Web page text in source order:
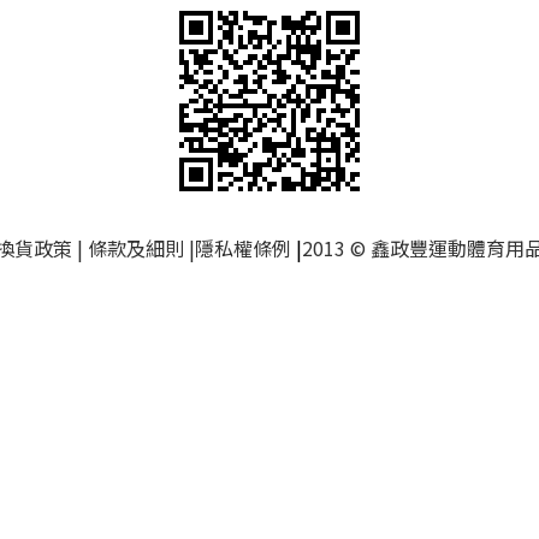
貨政策 | 條款及細則 |隱私權條例 |2013 © 鑫政豐運動體育用